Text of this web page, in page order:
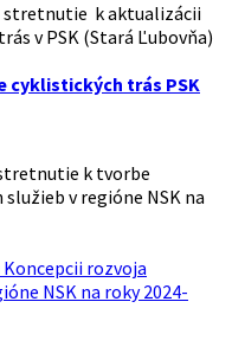
stretnutie k aktualizácii
v PSK (Stará Ľubovňa)
cyklistických trás PSK
k tvorbe
v regióne NSK na
rozvoja
NSK na roky 2024-